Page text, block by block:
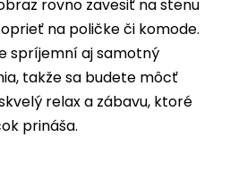
rovno zavesiť na stenu
na poličke či komode.
spríjemní aj samotný
takže sa budete môcť
relax a zábavu, ktoré
prináša.